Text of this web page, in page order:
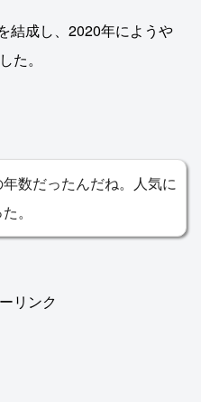
結成し、2020年にようや
た。
数だったんだね。人気に
。
リンク